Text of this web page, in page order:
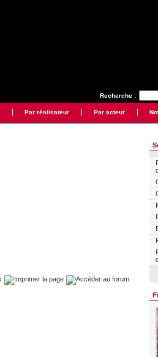
Recherche :
Par réalisateur Par acteur